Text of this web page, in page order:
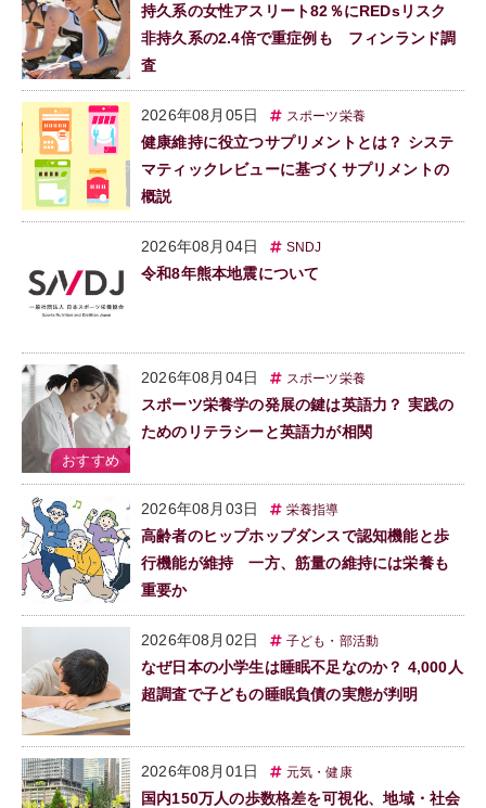
持久系の女性アスリート82％にREDsリスク
非持久系の2.4倍で重症例も フィンランド調
査
2026年08月05日 スポーツ栄養
健康維持に役立つサプリメントとは？ システ
マティックレビューに基づくサプリメントの
概説
2026年08月04日 SNDJ
令和8年熊本地震について
2026年08月04日 スポーツ栄養
スポーツ栄養学の発展の鍵は英語力？ 実践の
ためのリテラシーと英語力が相関
2026年08月03日 栄養指導
高齢者のヒップホップダンスで認知機能と歩
行機能が維持 一方、筋量の維持には栄養も
重要か
2026年08月02日 子ども・部活動
なぜ日本の小学生は睡眠不足なのか？ 4,000人
超調査で子どもの睡眠負債の実態が判明
2026年08月01日 元気・健康
国内150万人の歩数格差を可視化、地域・社会